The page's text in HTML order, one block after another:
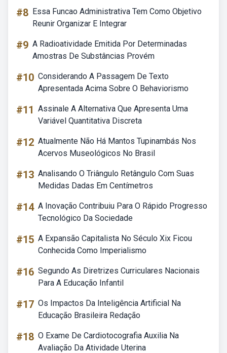
#8 Essa Funcao Administrativa Tem Como Objetivo
Reunir Organizar E Integrar
#9 A Radioatividade Emitida Por Determinadas
Amostras De Substâncias Provém
#10 Considerando A Passagem De Texto
Apresentada Acima Sobre O Behaviorismo
#11 Assinale A Alternativa Que Apresenta Uma
Variável Quantitativa Discreta
#12 Atualmente Não Há Mantos Tupinambás Nos
Acervos Museológicos No Brasil
#13 Analisando O Triângulo Retângulo Com Suas
Medidas Dadas Em Centímetros
#14 A Inovação Contribuiu Para O Rápido Progresso
Tecnológico Da Sociedade
#15 A Expansão Capitalista No Século Xix Ficou
Conhecida Como Imperialismo
#16 Segundo As Diretrizes Curriculares Nacionais
Para A Educação Infantil
#17 Os Impactos Da Inteligência Artificial Na
Educação Brasileira Redação
#18 O Exame De Cardiotocografia Auxilia Na
Avaliação Da Atividade Uterina